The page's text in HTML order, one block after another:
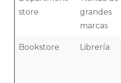
store
grandes
marcas
Bookstore Librería